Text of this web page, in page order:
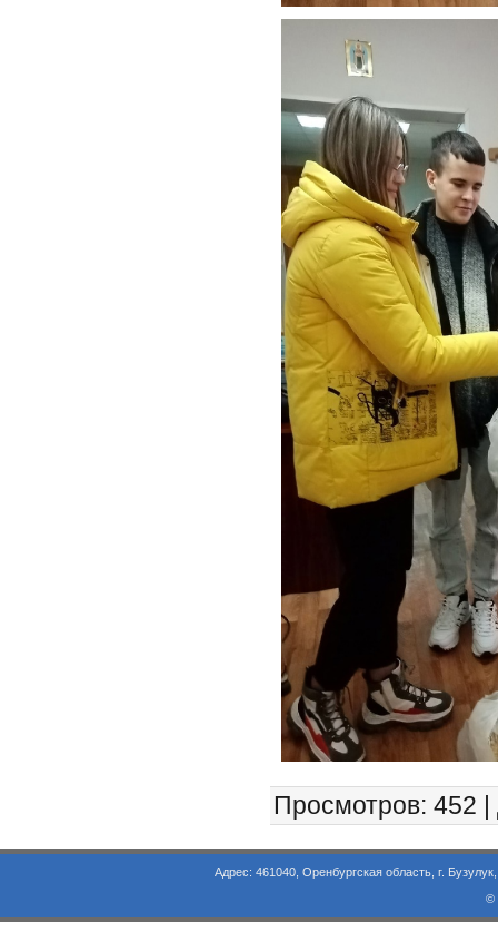
Просмотров: 452 |
Адрес: 461040, Оренбургская область, г. Бузулук, ул.
©